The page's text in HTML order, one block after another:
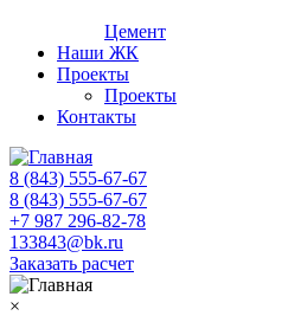
Цемент
Наши ЖК
Проекты
Проекты
Контакты
8 (843) 555-67-67
8 (843) 555-67-67
+7 987 296-82-78
133843@bk.ru
Заказать расчет
×